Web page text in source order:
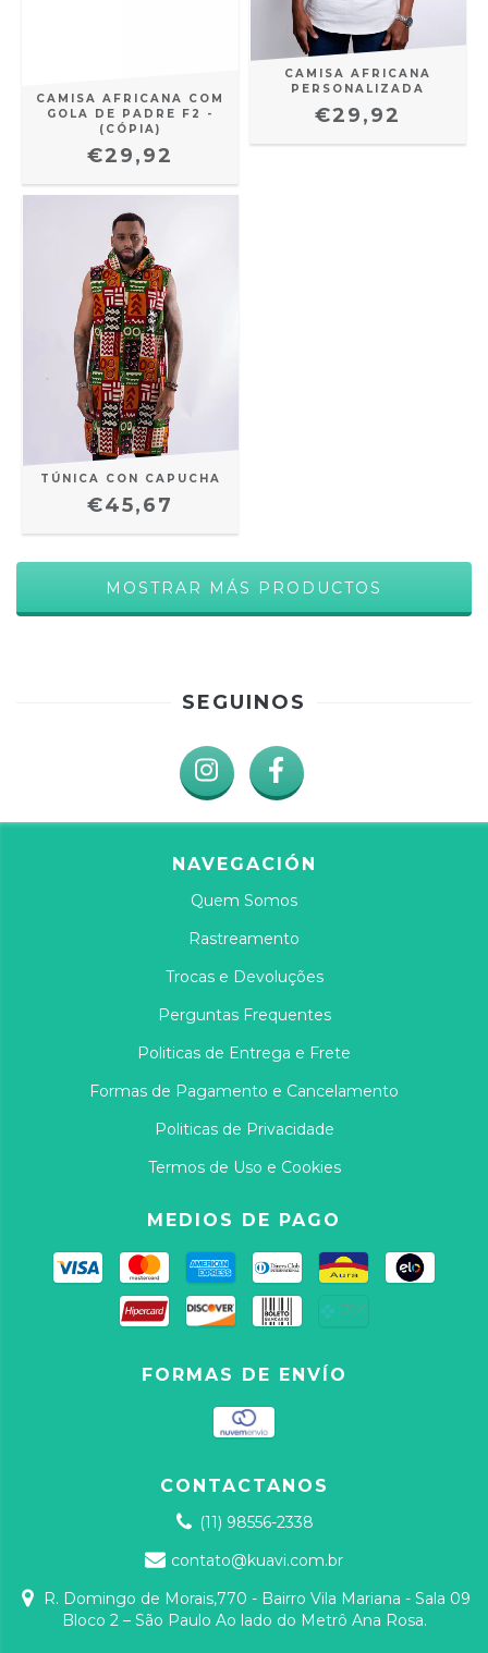
CAMISA AFRICANA COM
GOLA DE PADRE F2 -
(CÓPIA)
€29,92
TÚNICA CON CAPUCHA
€45,67
CAMISA AFRICANA
PERSONALIZADA
€29,92
MOSTRAR MÁS PRODUCTOS
SEGUINOS
NAVEGACIÓN
Quem Somos
Rastreamento
Trocas e Devoluções
Perguntas Frequentes
Politicas de Entrega e Frete
Formas de Pagamento e Cancelamento
Politicas de Privacidade
Termos de Uso e Cookies
MEDIOS DE PAGO
FORMAS DE ENVÍO
CONTACTANOS
(11) 98556-2338
contato@kuavi.com.br
R. Domingo de Morais,770 - Bairro Vila Mariana - Sala 09
Bloco 2 – São Paulo Ao lado do Metrô Ana Rosa.